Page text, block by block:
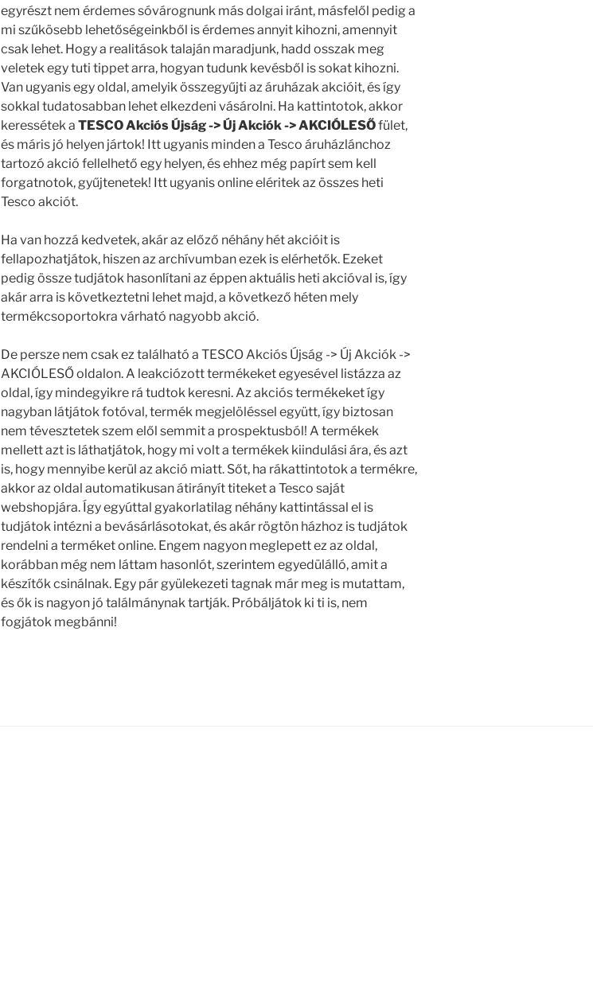
egyrészt nem érdemes sóvárognunk más dolgai iránt, másfelől pedig a
mi szűkösebb lehetőségeinkből is érdemes annyit kihozni, amennyit
csak lehet. Hogy a realitások talaján maradjunk, hadd osszak meg
veletek egy tuti tippet arra, hogyan tudunk kevésből is sokat kihozni.
Van ugyanis egy oldal, amelyik összegyűjti az áruházak akcióit, és így
sokkal tudatosabban lehet elkezdeni vásárolni. Ha kattintotok, akkor
keressétek a TESCO Akciós Újság -> Új Akciók -> AKCIÓLESŐfület,
és máris jó helyen jártok! Itt ugyanis minden a Tesco áruházlánchoz
tartozó akció fellelhető egy helyen, és ehhez még papírt sem kell
forgatnotok, gyűjtenetek! Itt ugyanis online eléritek az összes heti
Tesco akciót.
Ha van hozzá kedvetek, akár az előző néhány hét akcióit is
fellapozhatjátok, hiszen az archívumban ezek is elérhetők. Ezeket
pedig össze tudjátok hasonlítani az éppen aktuális heti akcióval is, így
akár arra is következtetni lehet majd, a következő héten mely
termékcsoportokra várható nagyobb akció.
De persze nem csak ez található a TESCO Akciós Újság -> Új Akciók ->
AKCIÓLESŐ oldalon. A leakciózott termékeket egyesével listázza az
oldal, így mindegyikre rá tudtok keresni. Az akciós termékeket így
nagyban látjátok fotóval, termék megjelöléssel együtt, így biztosan
nem tévesztetek szem elől semmit a prospektusból! A termékek
mellett azt is láthatjátok, hogy mi volt a termékek kiindulási ára, és azt
is, hogy mennyibe kerül az akció miatt. Sőt, ha rákattintotok a termékre,
akkor az oldal automatikusan átirányít titeket a Tesco saját
webshopjára. Így egyúttal gyakorlatilag néhány kattintással el is
tudjátok intézni a bevásárlásotokat, és akár rögtön házhoz is tudjátok
rendelni a terméket online. Engem nagyon meglepett ez az oldal,
korábban még nem láttam hasonlót, szerintem egyedülálló, amit a
készítők csinálnak. Egy pár gyülekezeti tagnak már meg is mutattam,
és ők is nagyon jó találmánynak tartják. Próbáljátok ki ti is, nem
fogjátok megbánni!